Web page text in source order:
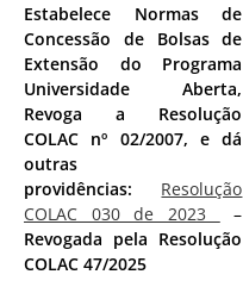
Estabelece Normas de
Concessão de Bolsas de
Extensão do Programa
Universidade Aberta,
Revoga a Resolução
COLAC nº 02/2007, e dá
outras
providências:
Resolução
COLAC 030 de 2023
–
Revogada pela Resolução
COLAC 47/2025